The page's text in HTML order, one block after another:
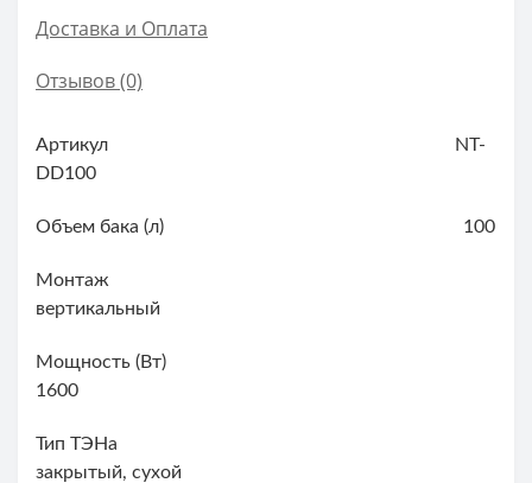
Доставка и Оплата
Отзывов (0)
Артикул NT-
DD100
Объем бака (л) 100
Монтаж
вертикальный
Мощность (Вт)
1600
Тип ТЭНа
закрытый, сухой